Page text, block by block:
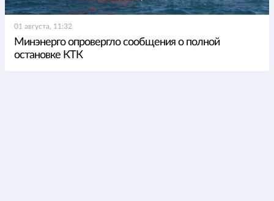
01 августа, 11:32
Минэнерго опровергло сообщения о полной
остановке КТК